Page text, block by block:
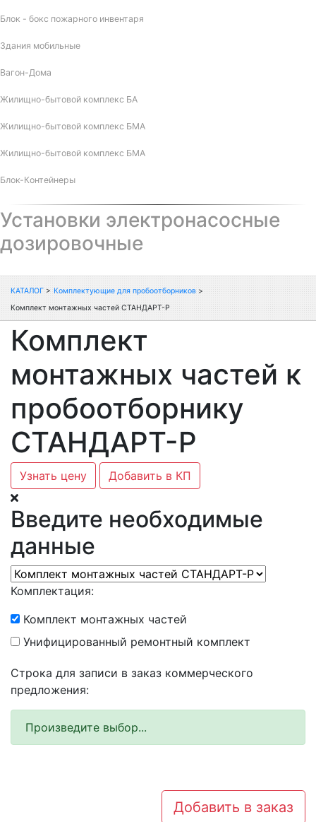
Блок - бокс пожарного инвентаря
Здания мобильные
Вагон-Дома
Жилищно-бытовой комплекс БА
Жилищно-бытовой комплекс БМА
Жилищно-бытовой комплекс БМА
Блок-Контейнеры
Установки электронасосные
дозировочные
КАТАЛОГ > Комплектующие для пробоотборников >
Комплект монтажных частей СТАНДАРТ-Р
Комплект
монтажных частей к
пробоотборнику
СТАНДАРТ-Р
Узнать цену Добавить в КП
Введите необходимые
данные
Комплектация:
Комплект монтажных частей
Унифицированный ремонтный комплект
Строка для записи в заказ коммерческого
предложения:
Произведите выбор...
Добавить в заказ